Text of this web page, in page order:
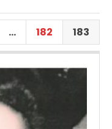
… 182 183